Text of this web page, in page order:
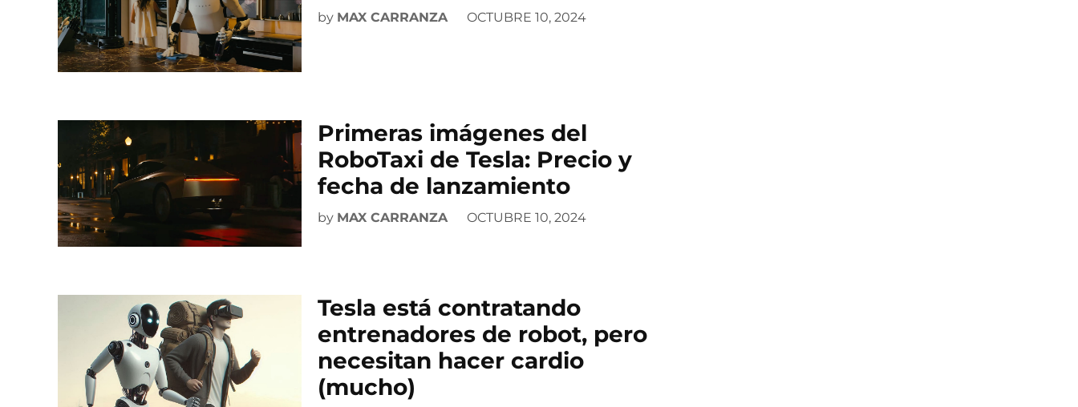
by MAX CARRANZA OCTUBRE 10, 2024
Primeras imágenes del
RoboTaxi de Tesla: Precio y
fecha de lanzamiento
by MAX CARRANZA OCTUBRE 10, 2024
Tesla está contratando
entrenadores de robot, pero
necesitan hacer cardio
(mucho)